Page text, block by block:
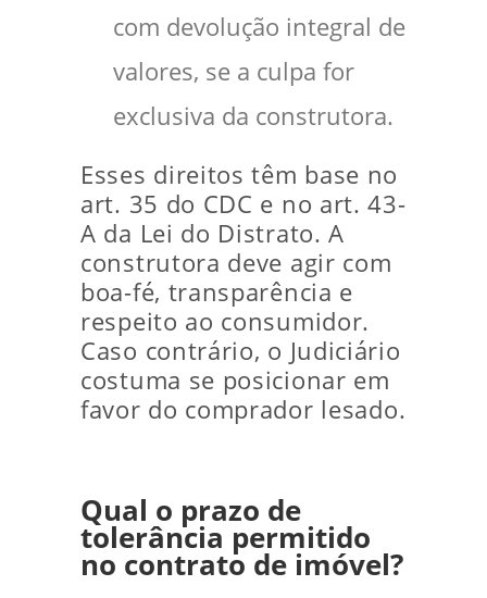
com devolução integral de
valores, se a culpa for
exclusiva da construtora.
Esses direitos têm base no
art. 35 do CDC e no art. 43-
A da Lei do Distrato. A
construtora deve agir com
boa-fé, transparência e
respeito ao consumidor.
Caso contrário, o Judiciário
costuma se posicionar em
favor do comprador lesado.
Qual o prazo de
tolerância permitido
no contrato de imóvel?